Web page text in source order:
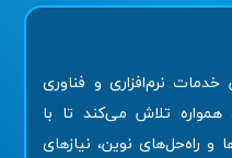
خدمات نرم‌افزاری و فناوری
همواره تلاش می‌کند تا با
و راه‌حل‌های نوین، نیازهای